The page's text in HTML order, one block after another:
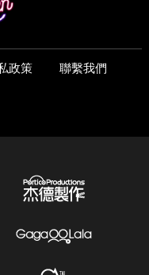
政策 聯繫我們